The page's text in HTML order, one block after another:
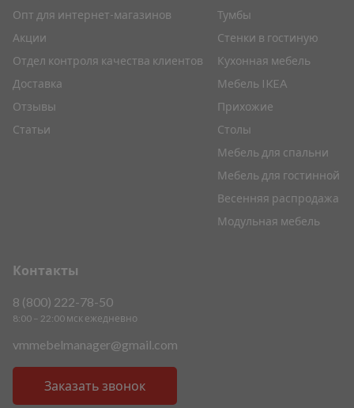
Контакты
8 (800) 222-78-50
8:00 – 22:00 мск ежедневно
vmmebelmanager@gmail.com
Заказать звонок
Тумбы
Стенки в гостиную
Кухонная мебель
Мебель IKEA
Прихожие
Столы
Мебель для спальни
Мебель для гостинной
Весенняя распродажа
Модульная мебель
Опт для интернет-магазинов
Акции
Отдел контроля качества клиентов
Доставка
Отзывы
Статьи